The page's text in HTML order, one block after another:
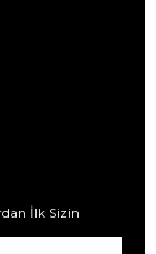
İlk Sizin